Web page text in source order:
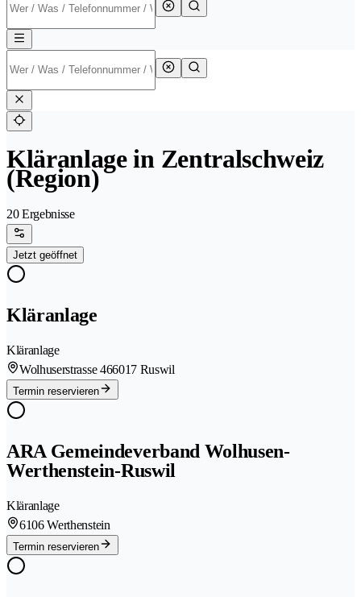
Kläranlage in Zentralschweiz
(Region)
20 Ergebnisse
Jetzt geöffnet
Kläranlage
Kläranlage
Wolhuserstrasse 466017 Ruswil
Termin reservieren
ARA Gemeindeverband Wolhusen-
Werthenstein-Ruswil
Kläranlage
6106 Werthenstein
Termin reservieren